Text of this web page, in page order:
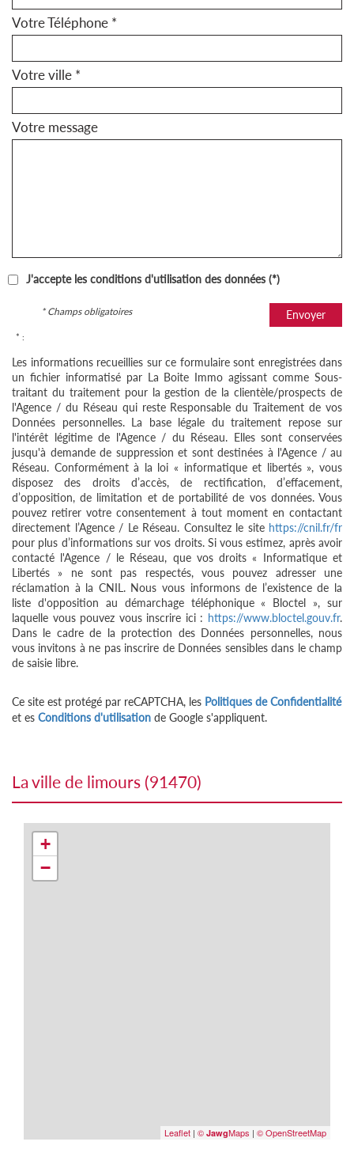
Votre Téléphone *
Votre ville *
Votre message
J'accepte les conditions d'utilisation des données (*)
Envoyer
* Champs obligatoires
* :
Les informations recueillies sur ce formulaire sont enregistrées dans
un fichier informatisé par La Boite Immo agissant comme Sous-
traitant du traitement pour la gestion de la clientèle/prospects de
l'Agence / du Réseau qui reste Responsable du Traitement de vos
Données personnelles. La base légale du traitement repose sur
l'intérêt légitime de l'Agence / du Réseau. Elles sont conservées
jusqu'à demande de suppression et sont destinées à l'Agence / au
Réseau. Conformément à la loi « informatique et libertés », vous
disposez des droits d’accès, de rectification, d’effacement,
d’opposition, de limitation et de portabilité de vos données. Vous
pouvez retirer votre consentement à tout moment en contactant
directement l’Agence / Le Réseau. Consultez le site https://cnil.fr/fr
pour plus d’informations sur vos droits. Si vous estimez, après avoir
contacté l'Agence / le Réseau, que vos droits « Informatique et
Libertés » ne sont pas respectés, vous pouvez adresser une
réclamation à la CNIL. Nous vous informons de l’existence de la
liste d'opposition au démarchage téléphonique « Bloctel », sur
laquelle vous pouvez vous inscrire ici : https://www.bloctel.gouv.fr.
Dans le cadre de la protection des Données personnelles, nous
vous invitons à ne pas inscrire de Données sensibles dans le champ
de saisie libre.
Ce site est protégé par reCAPTCHA, les Politiques de Confidentialité
et es Conditions d'utilisation de Google s'appliquent.
la ville de limours (91470)
+
−
Leaflet | © JawgMaps | © OpenStreetMap